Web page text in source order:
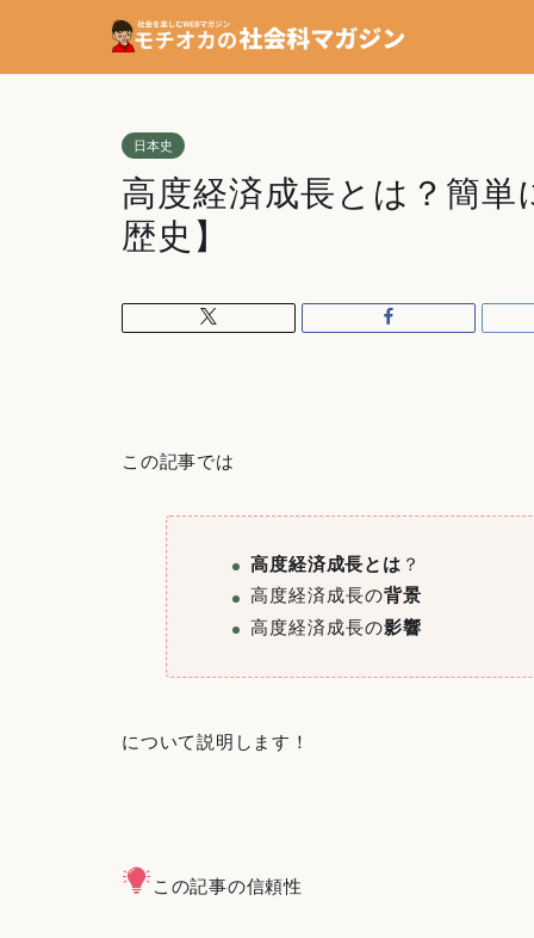
日本史
高度経済成長とは？簡
歴史】
この記事では
高度経済成長とは ？
高度経済成長の背景
高度経済成長の影響
について説明します！
この記事の信頼性